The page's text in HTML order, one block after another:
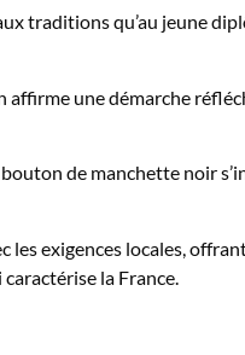
traditions qu’au jeune
affirme une démarche
de manchette noir
les exigences locales,
la France.